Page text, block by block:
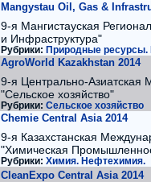
Mangystau Oil, Gas &
9-я Мангистауская
и Инфраструктура"
Рубрики: Природные ресурсы.
AgroWorld Kazakhstan 2014
9-я Центрально-Азиатская
"Сельское хозяйство"
Рубрики: Сельское хозяйство
Chemie Central Asia 2014
9-я Казахстанская
"Химическая
Рубрики: Химия. Нефтехимия.
CleanExpo Central Asia 2014